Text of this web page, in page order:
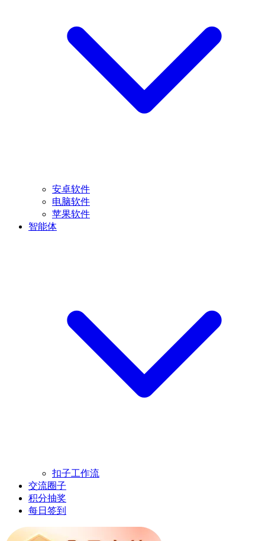
安卓软件
电脑软件
苹果软件
智能体
扣子工作流
交流圈子
积分抽奖
每日签到